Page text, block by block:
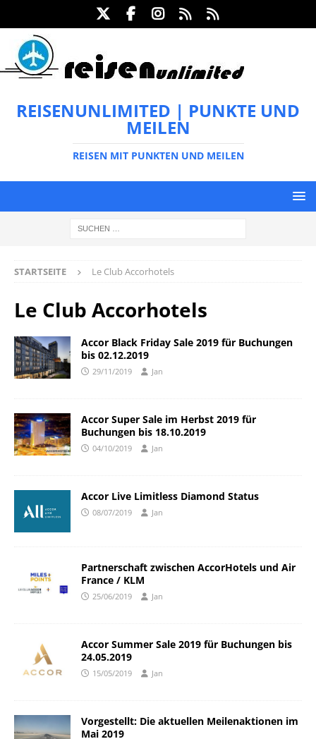
REISENUNLIMITED | PUNKTE UND
MEILEN
REISEN MIT PUNKTEN UND MEILEN
STARTSEITE Le Club Accorhotels
Le Club Accorhotels
Accor Black Friday Sale 2019 für Buchungen
bis 02.12.2019
29/11/2019 Jan
Accor Super Sale im Herbst 2019 für
Buchungen bis 18.10.2019
04/10/2019 Jan
Accor Live Limitless Diamond Status
08/07/2019 Jan
Partnerschaft zwischen AccorHotels und Air
France / KLM
25/06/2019 Jan
Accor Summer Sale 2019 für Buchungen bis
24.05.2019
15/05/2019 Jan
Vorgestellt: Die aktuellen Meilenaktionen im
Mai 2019